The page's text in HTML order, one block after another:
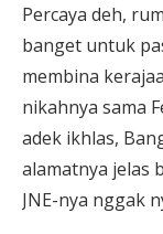
Percaya deh,
banget untuk
membina
nikahnya sama
adek ikhlas,
alamatnya jelas
JNE-nya nggak